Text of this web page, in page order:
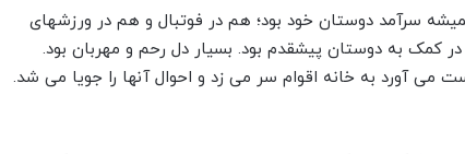
سرآمد دوستان خود بود؛ هم در فوتبال و هم در ورزشهای
کمک به دوستان پیشقدم بود. بسیار دل رحم و مهربان بود.
آورد به خانه اقوام سر می زد و احوال آنها را جویا می شد.